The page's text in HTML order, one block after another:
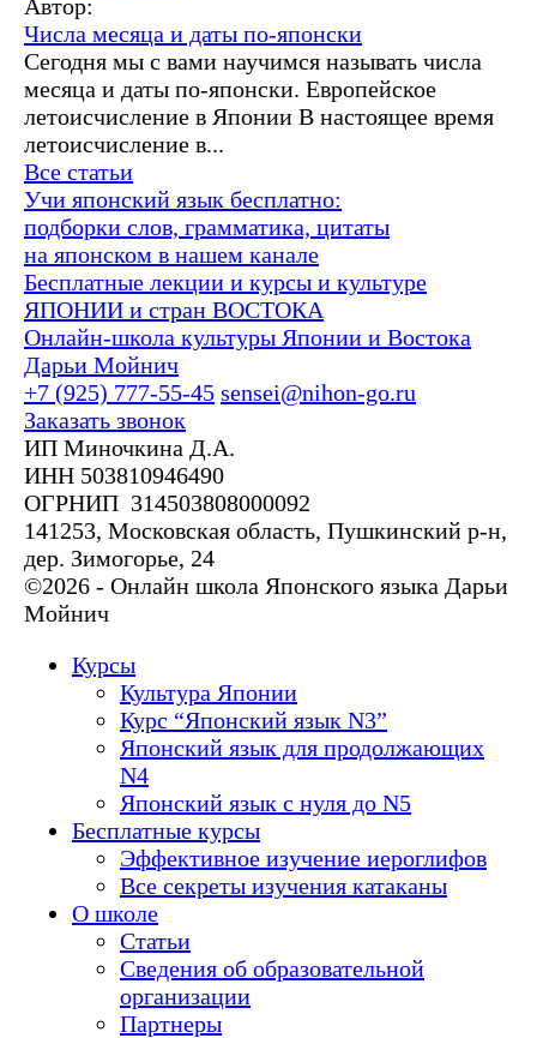
Автор:
Числа месяца и даты по-японски
Сегодня мы с вами научимся называть числа
месяца и даты по-японски. Европейское
летоисчисление в Японии В настоящее время
летоисчисление в...
Все статьи
Учи японский язык бесплатно:
подборки слов, грамматика, цитаты
на японском в нашем канале
Бесплатные лекции и курсы и культуре
ЯПОНИИ и стран ВОСТОКА
Онлайн-школа культуры Японии и Востока
Дарьи Мойнич
+7 (925) 777-55-45 sensei@nihon-go.ru
Заказать звонок
ИП Миночкина Д.А.
ИНН 503810946490
ОГРНИП 314503808000092
141253, Московская область, Пушкинский р-н,
дер. Зимогорье, 24
©2026 - Онлайн школа Японского языка Дарьи
Мойнич
Курсы
Культура Японии
Курс “Японский язык N3”
Японский язык для продолжающих
N4
Японский язык с нуля до N5
Бесплатные курсы
Эффективное изучение иероглифов
Все секреты изучения катаканы
О школе
Статьи
Сведения об образовательной
организации
Партнеры